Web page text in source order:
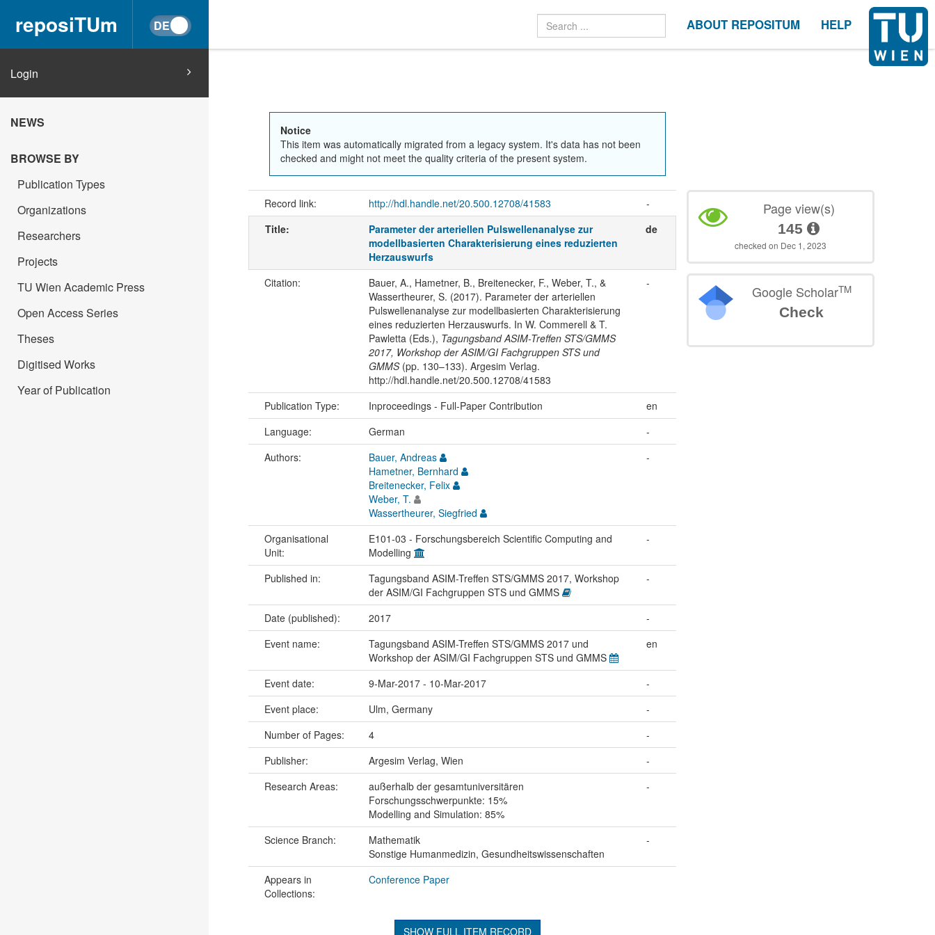
reposiTUm ABOUT REPOSITUM HELP
Login
NEWS
BROWSE BY
Publication Types
Organizations
Researchers
Projects
TU Wien Academic Press
Open Access Series
Theses
Digitised Works
Year of Publication
Notice
This item was automatically migrated from a legacy system. It's data has not been
checked and might not meet the quality criteria of the present system.
Record link: http://hdl.handle.net/20.500.12708/41583
-
Title:
Parameter der arteriellen Pulswellenanalyse zur
modellbasierten Charakterisierung eines reduzierten
Herzauswurfs
de
Citation:
Bauer, A., Hametner, B., Breitenecker, F., Weber, T., &
Wassertheurer, S. (2017). Parameter der arteriellen
Pulswellenanalyse zur modellbasierten Charakterisierung
eines reduzierten Herzauswurfs. In W. Commerell & T.
Pawletta (Eds.), Tagungsband ASIM-Treffen STS/GMMS
2017, Workshop der ASIM/GI Fachgruppen STS und
GMMS(pp. 130–133). Argesim Verlag.
http://hdl.handle.net/20.500.12708/41583
-
Publication Type: Inproceedings - Full-Paper Contribution
en
Language:
German
-
Authors:
Bauer, Andreas
Hametner, Bernhard
Breitenecker, Felix
Weber, T.
Wassertheurer, Siegfried
-
Organisational
Unit:
E101-03 - Forschungsbereich Scientific Computing and
Modelling
-
Published in:
Tagungsband ASIM-Treffen STS/GMMS 2017, Workshop
der ASIM/GI Fachgruppen STS und GMMS
-
Date (published): 2017
-
Event name:
Tagungsband ASIM-Treffen STS/GMMS 2017 und
Workshop der ASIM/GI Fachgruppen STS und GMMS
en
Event date: 9-Mar-2017 - 10-Mar-2017
-
Event place:
Ulm, Germany
-
Number of Pages:
4
-
Publisher:
Argesim Verlag, Wien
-
Research Areas:
außerhalb der gesamtuniversitären
Forschungsschwerpunkte: 15%
Modelling and Simulation: 85%
-
Science Branch:
Mathematik
Sonstige Humanmedizin, Gesundheitswissenschaften
-
Appears in
Collections:
Conference Paper
SHOW FULL ITEM RECORD
Page view(s)
145
checked on Dec 1, 2023
Google ScholarTM
Check